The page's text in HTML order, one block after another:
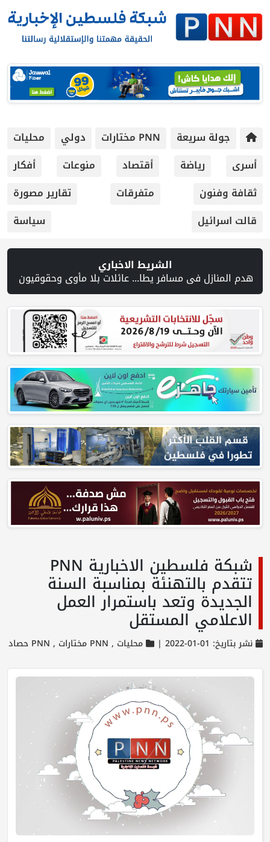
جولة سريعة PNN مختارات دولي
محليات
أسرى
رياضة أقتصاد منوعات
أفكار
ثقافة وفنون
متفرقات
تقارير مصورة
قالت اسرائيل
سياسة
الشريط الاخباري
شبكة فلسطين الاخبارية PNN
تتقدم بالتهنئة بمناسبة السنة
الجديدة وتعد باستمرار العمل
الاعلامي المستقل
نشر بتاريخ: 01-01-2022 | محليات , PNN مختارات , PNN حصاد